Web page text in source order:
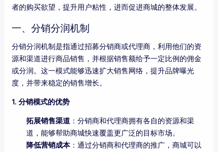
者的购买欲望，提升用户粘性，进而促进商城的整体发展。
一、分销分润机制
分销分润机制是指通过招募分销商或代理商，利用他们的资
源和渠道进行商品销售，并根据销售额给予一定比例的佣金
或分润。这一模式能够迅速扩大销售网络，提升品牌曝光
度，并带来稳定的销售增长。
1. 分销模式的优势
拓展销售渠道：分销商和代理商拥有各自的资源和渠
道，能够帮助商城快速覆盖更广泛的目标市场。
降低营销成本：通过分销商和代理商的推广，商城可以